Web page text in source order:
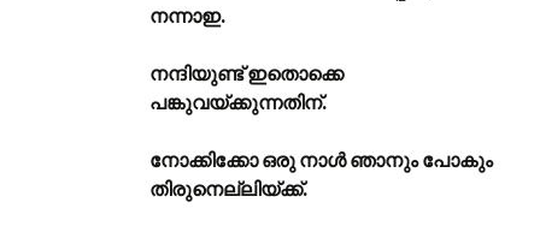
നന്നാഇ.
നന്ദിയുണ്ട് ഇതൊക്കെ
പങ്കുവയ്ക്കുന്നതിന്.
നോക്കിക്കോ ഒരു നാള്‍ ഞാനും പോകും
തിരുനെല്ലിയ്ക്ക്.